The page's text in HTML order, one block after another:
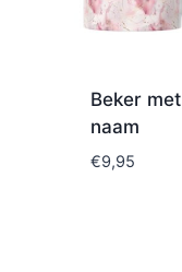
Beker met
naam
€9,95